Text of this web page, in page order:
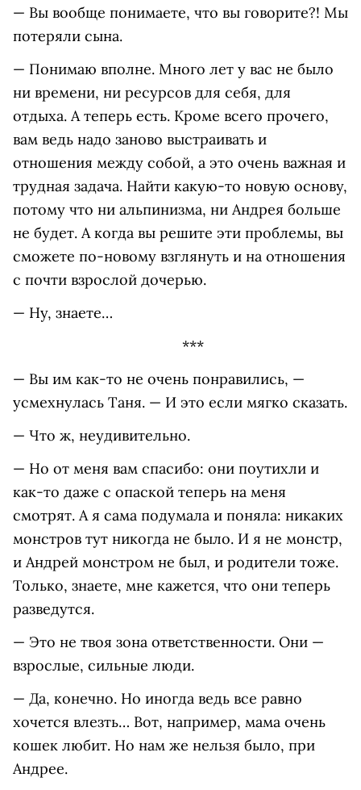
— Вы вообще понимаете, что вы говорите?! Мы
потеряли сына.
— Понимаю вполне. Много лет у вас не было
ни времени, ни ресурсов для себя, для
отдыха. А теперь есть. Кроме всего прочего,
вам ведь надо заново выстраивать и
отношения между собой, а это очень важная и
трудная задача. Найти какую-то новую основу,
потому что ни альпинизма, ни Андрея больше
не будет. А когда вы решите эти проблемы, вы
сможете по-новому взглянуть и на отношения
с почти взрослой дочерью.
— Ну, знаете…
***
— Вы им как-то не очень понравились, —
усмехнулась Таня. — И это если мягко сказать.
— Что ж, неудивительно.
— Но от меня вам спасибо: они поутихли и
как-то даже с опаской теперь на меня
смотрят. А я сама подумала и поняла: никаких
монстров тут никогда не было. И я не монстр,
и Андрей монстром не был, и родители тоже.
Только, знаете, мне кажется, что они теперь
разведутся.
— Это не твоя зона ответственности. Они —
взрослые, сильные люди.
— Да, конечно. Но иногда ведь все равно
хочется влезть… Вот, например, мама очень
кошек любит. Но нам же нельзя было, при
Андрее.